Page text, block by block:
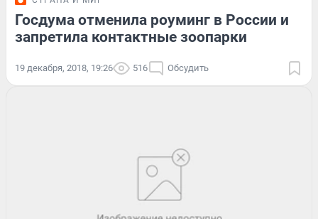
Госдума отменила роуминг в России и
запретила контактные зоопарки
19 декабря, 2018, 19:26 516 Обсудить